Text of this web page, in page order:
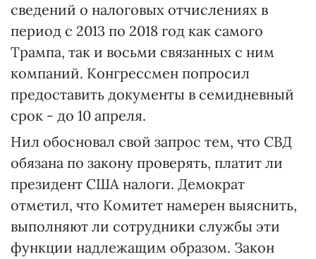
сведений о налоговых отчислениях в
период с 2013 по 2018 год как самого
Трампа, так и восьми связанных с ним
компаний. Конгрессмен попросил
предоставить документы в семидневный
срок - до 10 апреля.
Нил обосновал свой запрос тем, что СВД
обязана по закону проверять, платит ли
президент США налоги. Демократ
отметил, что Комитет намерен выяснить,
выполняют ли сотрудники службы эти
функции надлежащим образом. Закон